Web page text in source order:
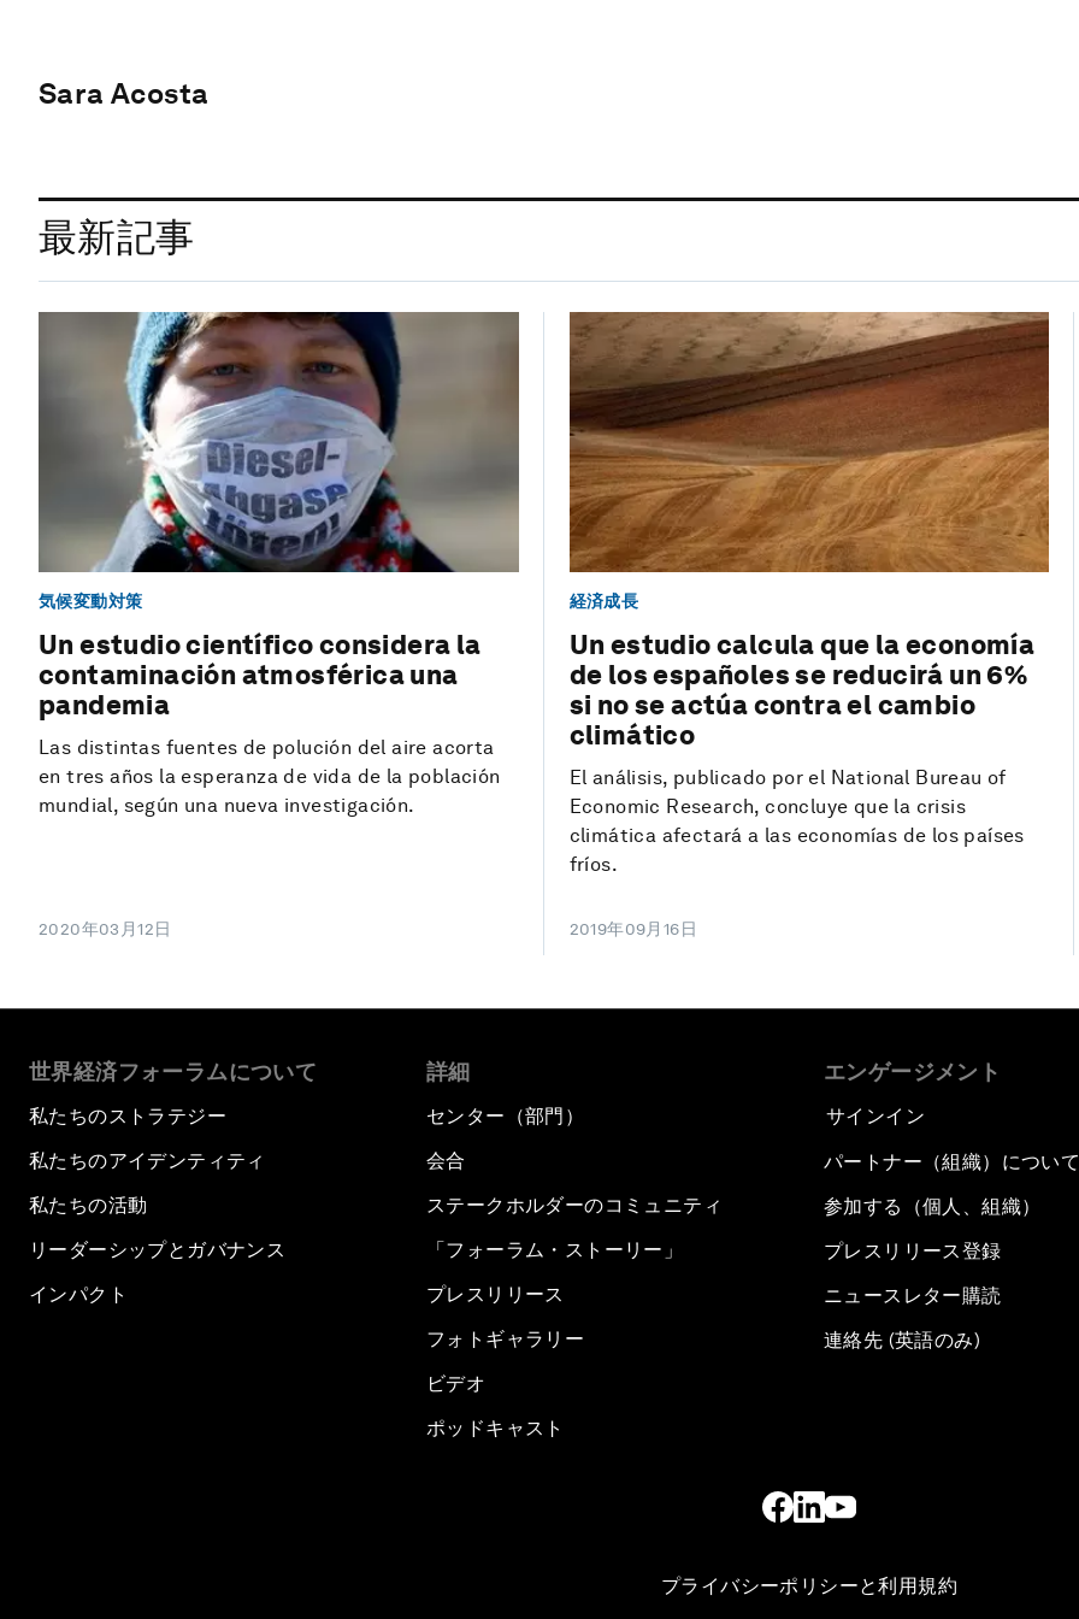
Sara Acosta
最新記事
気候変動対策
Un estudio científico considera la
contaminación atmosférica una
pandemia
Las distintas fuentes de polución del aire acorta
en tres años la esperanza de vida de la población
mundial, según una nueva investigación.
2020年03月12日
経済成長
Un estudio calcula que la economía
de los españoles se reducirá un 6%
si no se actúa contra el cambio
climático
El análisis, publicado por el National Bureau of
Economic Research, concluye que la crisis
climática afectará a las economías de los países
fríos.
2019年09月16日
世界経済フォーラムについて
私たちのストラテジー
私たちのアイデンティティ
私たちの活動
リーダーシップとガバナンス
インパクト
詳細
センター（部門）
会合
ステークホルダーのコミュニティ
「フォーラム・ストーリー」
プレスリリース
フォトギャラリー
ビデオ
ポッドキャスト
エンゲージメント
サインイン
パートナー（組織）につい
参加する（個人、組織）
プレスリリース登録
ニュースレター購読
連絡先 (英語のみ)
プライバシーポリシーと利用規約